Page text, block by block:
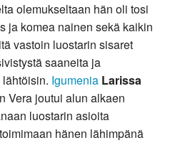
olemukseltaan hän oli tosi
ja komea nainen sekä kaikin
vastoin luostarin sisaret
saaneita ja
Igumenia Larissa
Vera joutui alun alkaen
luostarin asioita
hänen lähimpänä